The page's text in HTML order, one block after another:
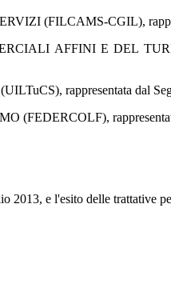
(FILCAMS-CGIL),
AFFINI E DEL
rappresentata dal
2013, e l'esito delle trattative